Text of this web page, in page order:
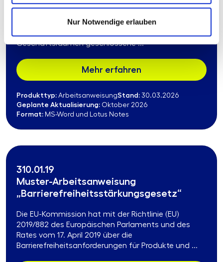
Nur Notwendige erlauben
der Vorschriften für im Fernabsatz, elektronischen
Geschäftsräumen geschlossene ...
Mehr erfahren
Produkttyp: ArbeitsanweisungStand: 30.03.2026
Geplante Aktualisierung: Oktober 2026
Format: MS-Word und Lotus Notes
310.01.19
Muster-Arbeitsanweisung
„Barrierefreiheitsstärkungsgesetz“
Die EU-Kommission hat mit der Richtlinie (EU)
2019/882 des Europäischen Parlaments und des
Rates vom 17. April 2019 über die
Barrierefreiheitsanforderungen für Produkte und ...